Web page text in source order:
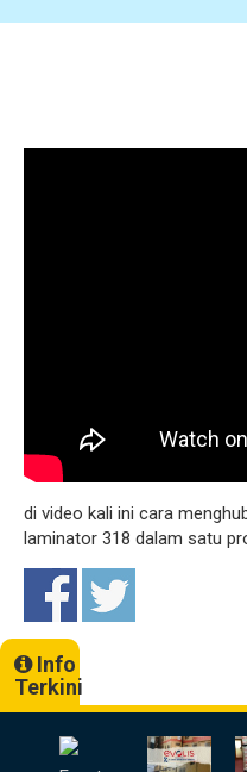
di video kali ini cara
laminator 318 dalam satu
Info
Terkini